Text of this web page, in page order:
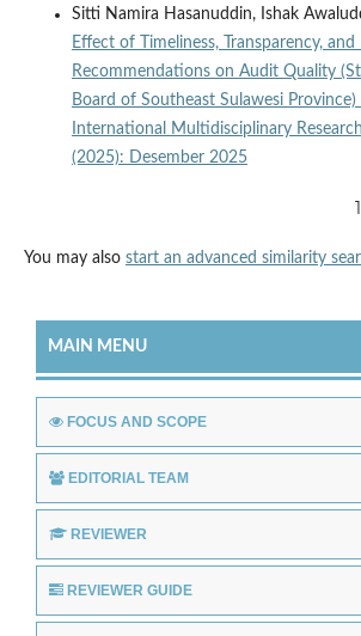
Sitti Namira Hasanuddin, Ishak
Effect of Timeliness, Transparency,
Recommendations on Audit Quality
Board of Southeast Sulawesi Province)
International Multidisciplinary
(2025): Desember 2025
You may also start an advanced similarity
MAIN MENU
FOCUS AND SCOPE
EDITORIAL TEAM
REVIEWER
REVIEWER GUIDE